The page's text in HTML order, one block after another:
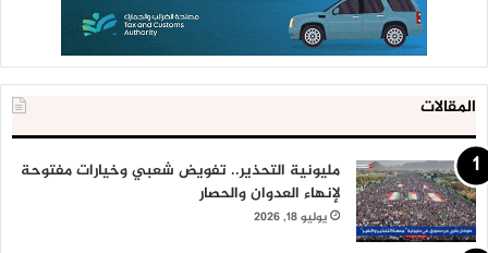
المقالات
مليونية التحذير.. تفويض شعبي وخيارات مفتوحة
لإنهاء العدوان والحصار
يوليو 18, 2026